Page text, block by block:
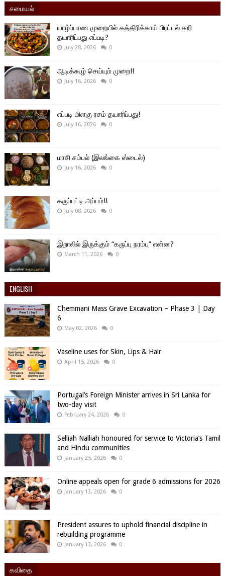
சமையல்
யாழ்ப்பாண முறையில் கத்திரிக்காய் பிரட்டல் கறி
தயாரிப்பது எப்படி?
July 28, 2026 0
ஆடிக்கூழ் செய்யும் முறை!!
July 16, 2026 0
எப்படி மிளகு ரசம் தயாரிப்பது!
July 16, 2026 0
மாசி சம்பல் (இலங்கை ஸ்டைல்)
July 16, 2026 0
கருப்பட்டி அப்பம்!!
July 08, 2026 0
இறாலில் இருக்கும் “கருப்பு நரம்பு” என்ன?
March 11, 2026 0
ENGLISH
Chemmani Mass Grave Excavation – Phase 3 | Day
6
May 02, 2026 0
Vaseline uses for Skin, Lips & Hair
April 15, 2026 0
Portugal’s Foreign Minister arrives in Sri Lanka for
two-day visit
February 24, 2026 0
Selliah Nalliah honoured for service to Victoria’s Tamil
and Hindu communities
January 25, 2026 0
Online appeals open for grade 6 admissions for 2026
January 13, 2026 0
President assures to uphold financial discipline in
rebuilding programme
January 13, 2026 0
கவிதை